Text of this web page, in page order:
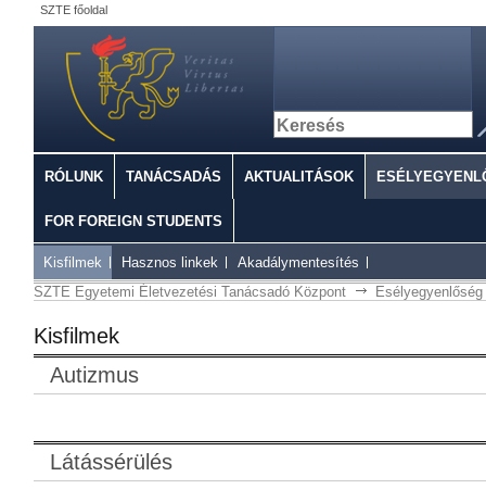
SZTE főoldal
RÓLUNK TANÁCSADÁS AKTUALITÁSOK
FOR FOREIGN STUDENTS
Kisfilmek Hasznos linkek
Akadálymentesítés
SZTE Egyetemi Életvezetési Tanácsadó Központ
Esélyegyenlőség
Kisfilmek
Autizmus
Látássérülés